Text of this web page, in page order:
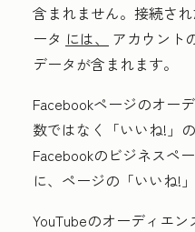
含まれません。接続さ
ータ には、
アカウント
データが含まれます。
Facebookページのオー
数ではなく「いいね!」
Facebookのビジネスペ
に、ページの「いいね!
YouTubeのオーディエ